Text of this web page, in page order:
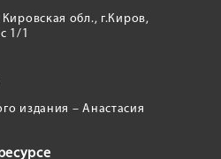
обл., г.Киров,
1/1
издания – Анастасия